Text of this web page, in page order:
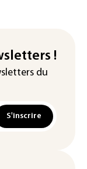
!
du
S'inscrire